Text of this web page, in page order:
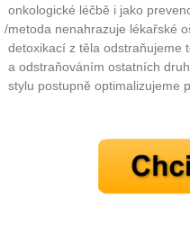
10 tipů
...
onkologické léčbě i jako
/metoda nenahrazuje lékařské
detoxikací z těla odstraňujeme
a odstraňováním ostatních
stylu postupně optimalizujeme